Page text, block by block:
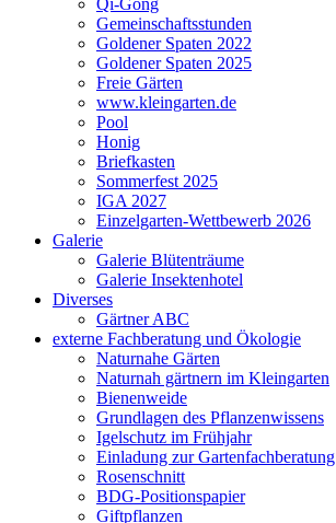
Gemeinschaftsstunden
Goldener Spaten 2022
Goldener Spaten 2025
Freie Gärten
www.kleingarten.de
Pool
Honig
Briefkasten
Sommerfest 2025
IGA 2027
Einzelgarten-Wettbewerb 2026
Galerie
Galerie Blütenträume
Galerie Insektenhotel
Diverses
Gärtner ABC
externe Fachberatung und Ökologie
Naturnahe Gärten
Naturnah gärtnern im Kleingarten
Bienenweide
Grundlagen des Pflanzenwissens
Igelschutz im Frühjahr
Einladung zur Gartenfachberatung
Rosenschnitt
BDG-Positionspapier
Giftpflanzen